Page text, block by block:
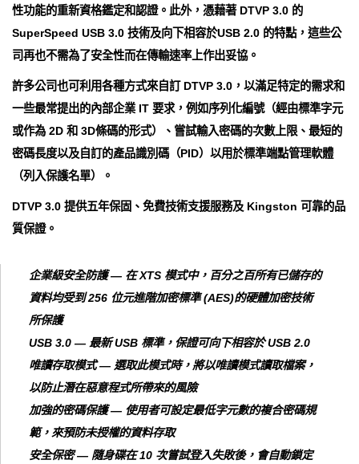
性功能的重新資格鑑定和認證。此外，憑藉著 DTVP 3.0 的
SuperSpeed USB 3.0 技術及向下相容於USB 2.0 的特點，這些公
司再也不需為了安全性而在傳輸速率上作出妥協。
許多公司也可利用各種方式來自訂 DTVP 3.0，以滿足特定的需求和
一些最常提出的內部企業 IT 要求，例如序列化編號（經由標準字元
或作為 2D 和 3D條碼的形式）、嘗試輸入密碼的次數上限、最短的
密碼長度以及自訂的產品識別碼（PID）以用於標準端點管理軟體
（列入保護名單）。
DTVP 3.0 提供五年保固、免費技術支援服務及 Kingston 可靠的品
質保證。
企業級安全防護 — 在 XTS 模式中，百分之百所有已儲存的
資料均受到 256 位元進階加密標準 (AES)的硬體加密技術
所保護
USB 3.0 — 最新 USB 標準，保證可向下相容於 USB 2.0
唯讀存取模式 — 選取此模式時，將以唯讀模式讀取檔案，
以防止潛在惡意程式所帶來的風險
加強的密碼保護 — 使用者可設定最低字元數的複合密碼規
範，來預防未授權的資料存取
安全保密 — 隨身碟在 10 次嘗試登入失敗後，會自動鎖定